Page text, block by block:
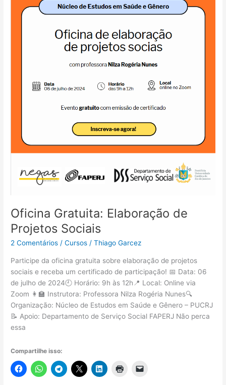
Curso
Proteção
Oficina Gratuita: Elaboração de
Projetos Sociais
2 Comentários /Cursos /Thiago Garcez
Participe da oficina gratuita sobre elaboração de projetos
sociais e receba um certificado de participação! 📅 Data: 06
de julho de 2024🕘 Horário: 9h às 12h📍 Local: Online via
Zoom 👩‍🏫 Instrutora: Professora Nilza Rogéria Nunes🔍
Organização: Núcleo de Estudos em Saúde e Gênero – PUCRJ
📝 Apoio: Departamento de Serviço Social FAPERJ Não perca
essa
Compartilhe isso: